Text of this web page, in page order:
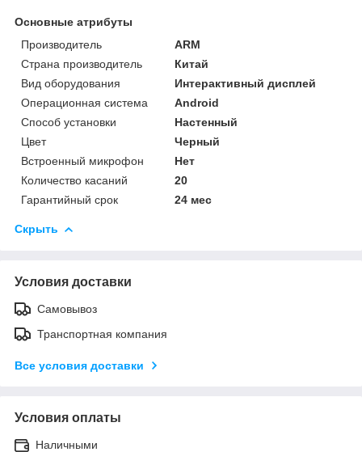
Основные атрибуты
Производитель
ARM
Страна производитель
Китай
Вид оборудования
Интерактивный дисплей
Операционная система
Android
Способ установки
Настенный
Цвет
Черный
Встроенный микрофон
Нет
Количество касаний
20
Гарантийный срок
24 мес
Скрыть
Условия доставки
Самовывоз
Транспортная компания
Все условия доставки
Условия оплаты
Наличными